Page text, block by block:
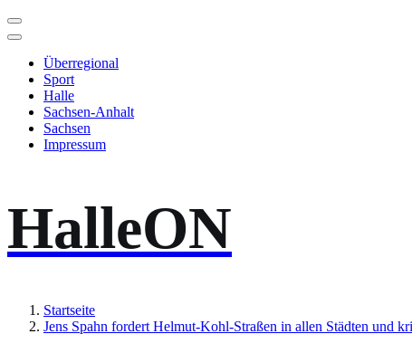
Überregional
Sport
Halle
Sachsen-Anhalt
Sachsen
Impressum
HalleON
Startseite
Jens Spahn fordert Helmut-Kohl-Straßen in allen Städten und